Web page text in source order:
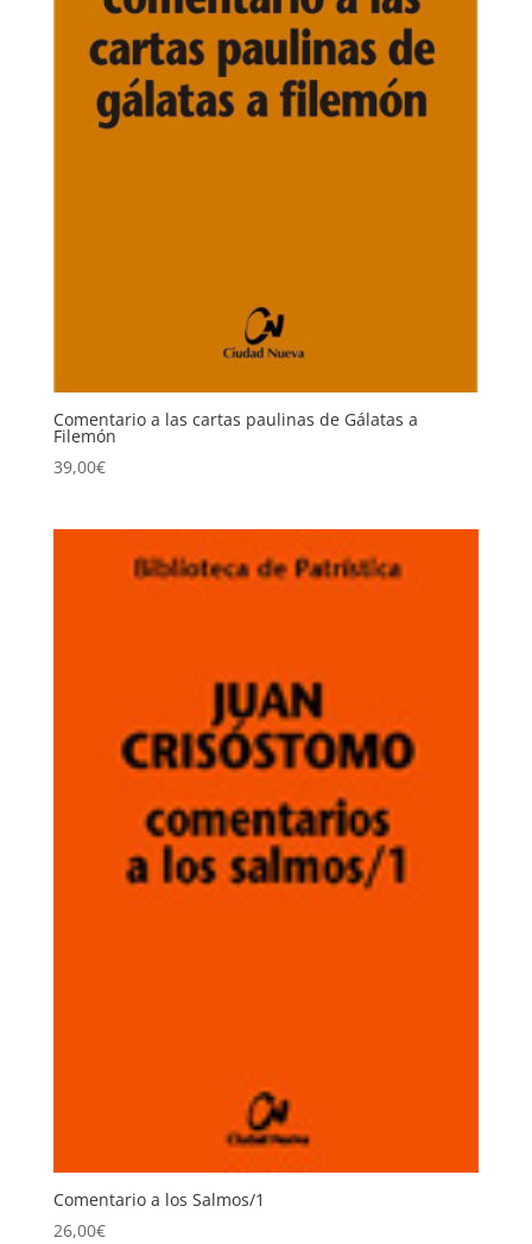
Comentario a las cartas paulinas de Gálatas a
Filemón
39,00€
Comentario a los Salmos/1
26,00€